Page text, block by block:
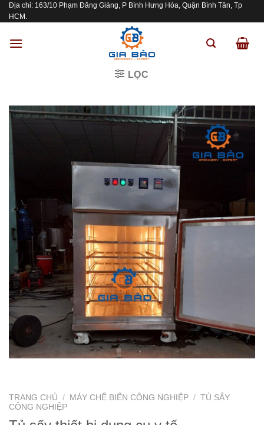
Skip
to
Địa chỉ: 163/10 Phạm Đăng Giảng, P Bình Hưng Hòa, Quận Bình Tân, Tp
HCM.
LỌC
TRANG CHỦ / MÁY CHẾ BIẾN CÔNG NGHIỆP / TỦ SẤY
CÔNG NGHIỆP